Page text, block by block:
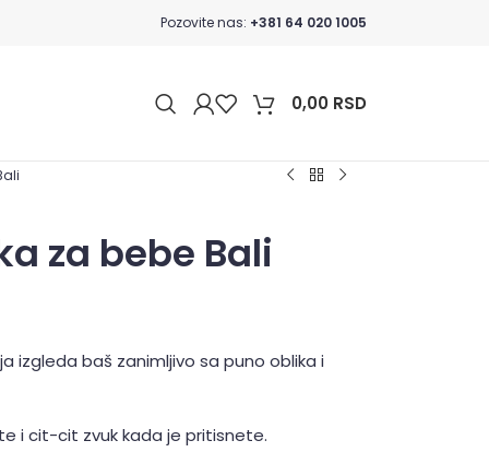
Pozovite nas: +381 64 020 1005
0,00 RSD
za bebe Bali
izgleda baš zanimljivo sa puno oblika i
i cit-cit zvuk kada je pritisnete.